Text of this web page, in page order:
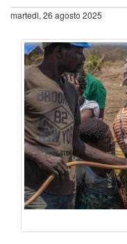
martedì, 26 agosto 2025